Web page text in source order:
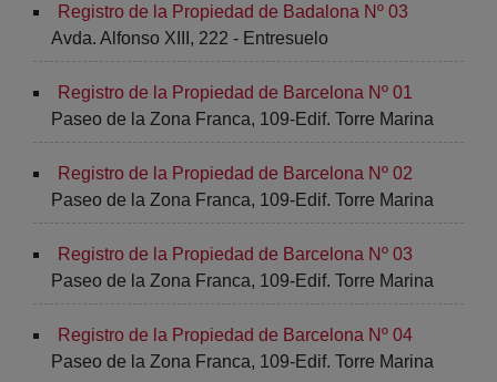
Registro de la Propiedad de Badalona Nº 03
Avda. Alfonso XIII, 222 - Entresuelo
Registro de la Propiedad de Barcelona Nº 01
Paseo de la Zona Franca, 109-Edif. Torre Marina
Registro de la Propiedad de Barcelona Nº 02
Paseo de la Zona Franca, 109-Edif. Torre Marina
Registro de la Propiedad de Barcelona Nº 03
Paseo de la Zona Franca, 109-Edif. Torre Marina
Registro de la Propiedad de Barcelona Nº 04
Paseo de la Zona Franca, 109-Edif. Torre Marina